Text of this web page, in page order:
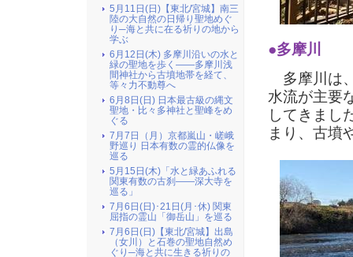
●多摩川
多摩川は
水流が主要
してきまし
まり、古墳
5月11日(日)【東北/宮城】南三
陸の大自然の日帰り聖地めぐ
り─海と共に在る祈りの地から
学ぶ
6月12日(木) 多摩川沿いの水と
緑の聖地を歩く――多摩川浅
間神社から古墳地帯を経て、
等々力不動尊へ
6月8日(日) 日本最古級の縄文
聖地・比々多神社と聖峰をめ
ぐる
7月7日（月）京都嵐山・嵯峨
野巡り 日本有数の霊的仏像を
巡る
5月15日(木)「水と緑あふれる
関東有数の古刹――深大寺を
巡る」
7月6日(日)･21日(月･休) 関東
屈指の霊山「御岳山」を巡る
7月6日(日)【東北/宮城】出島
（女川）と石巻の聖地自然め
ぐり─海と共に生きる祈りの